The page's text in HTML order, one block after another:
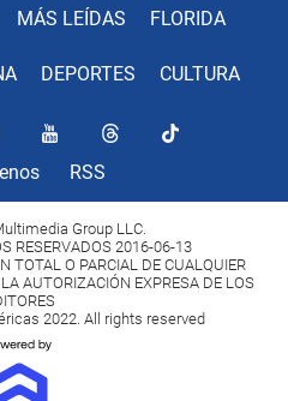
MÁS LEÍDAS FLORIDA
DEPORTES CULTURA
RSS
Group LLC.
RESERVADOS 2016-06-13
TOTAL O PARCIAL DE CUALQUIER
AUTORIZACIÓN EXPRESA DE LOS
2022. All rights reserved